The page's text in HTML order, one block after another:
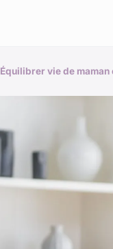
Équilibrer vie de